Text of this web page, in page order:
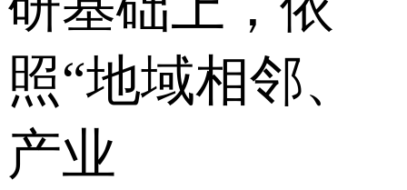
照“地域相邻、
产业